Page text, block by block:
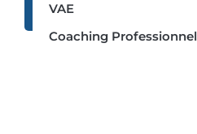
06
VAE
Coaching Professionnel